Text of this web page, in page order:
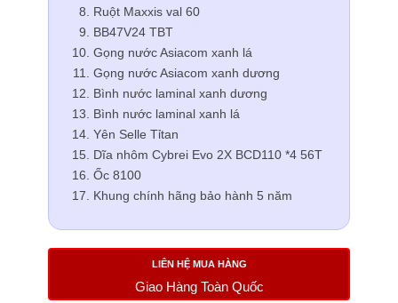
Ruột Maxxis val 60
BB47V24 TBT
Gọng nước Asiacom xanh lá
Gọng nước Asiacom xanh dương
Bình nước laminal xanh dương
Bình nước laminal xanh lá
Yên Selle Tỉtan
Dĩa nhôm Cybrei Evo 2X BCD110 *4 56T
Ốc 8100
Khung chính hãng bảo hành 5 năm
LIÊN HỆ MUA HÀNG
Giao Hàng Toàn Quốc